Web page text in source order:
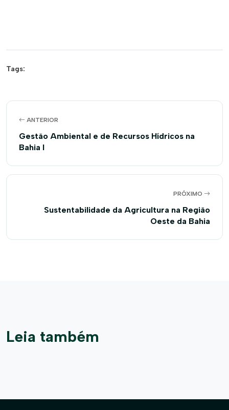
Tags:
ANTERIOR
Gestão Ambiental e de Recursos Hídricos na
Bahia I
PRÓXIMO
Sustentabilidade da Agricultura na Região
Oeste da Bahia
Leia também